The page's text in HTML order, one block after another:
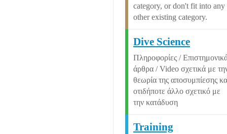
category, or don't fit into any
other existing category.
Dive Science
Πληροφορίες /
άρθρα / Video σχετικά με
θεωρία της αποσυμπίεσης
οτιδήποτε άλλο σχετικό με
την κατάδυση
Training